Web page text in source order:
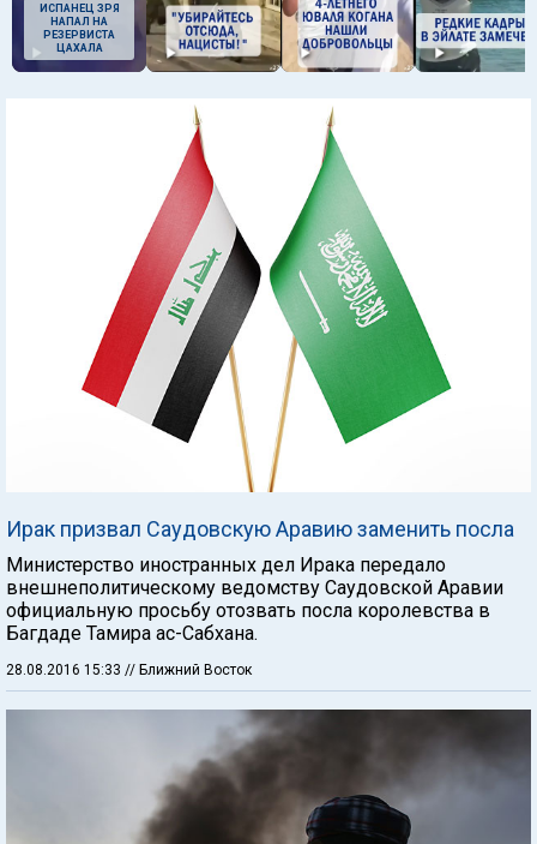
ИСПАНЕЦ ЗРЯ
НАПАЛ НА
РЕЗЕРВИСТА
ЦАХАЛА
Ирак призвал Саудовскую Аравию заменить посла
Министерство иностранных дел Ирака передало
внешнеполитическому ведомству Саудовской Аравии
официальную просьбу отозвать посла королевства в
Багдаде Тамира ас-Сабхана.
28.08.2016 15:33 // Ближний Восток